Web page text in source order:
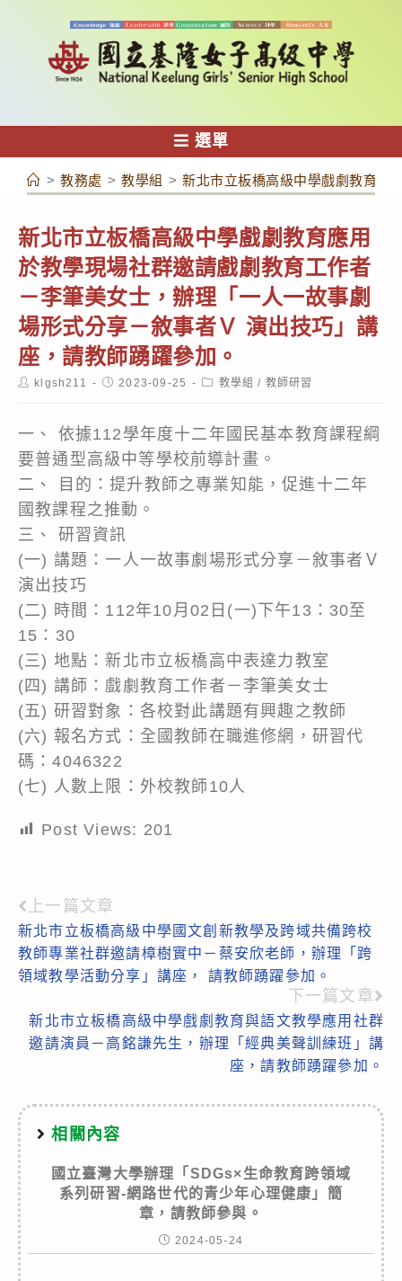
容
選單
> 教務處 > 教學組 > 新北市立板橋高級中學戲劇教育應
新北市立板橋高級中學戲劇教育應用
於教學現場社群邀請戲劇教育工作者
－李筆美女士，辦理「一人一故事劇
場形式分享－敘事者Ｖ 演出技巧」講
座，請教師踴躍參加。
Postklgsh211
Post2023-09-25
Post教學組 / 教師研習
一、 依據112學年度十二年國民基本教育課程綱
要普通型高級中等學校前導計畫。
二、 目的：提升教師之專業知能，促進十二年
國教課程之推動。
三、 研習資訊
(一) 講題：一人一故事劇場形式分享－敘事者Ｖ
演出技巧
(二) 時間：112年10月02日(一)下午13：30至
15：30
(三) 地點：新北市立板橋高中表達力教室
(四) 講師：戲劇教育工作者－李筆美女士
(五) 研習對象：各校對此講題有興趣之教師
(六) 報名方式：全國教師在職進修網，研習代
碼：4046322
(七) 人數上限：外校教師10人
Post Views: 201
Read
more
articles
上一篇文章
新北市立板橋高級中學國文創新教學及跨域共備跨校
教師專業社群邀請樟樹實中－蔡安欣老師，辦理「跨
領域教學活動分享」講座， 請教師踴躍參加。
下一篇文章
新北市立板橋高級中學戲劇教育與語文教學應用社群
邀請演員－高銘謙先生，辦理「經典美聲訓練班」講
座，請教師踴躍參加。
相關內容
國立臺灣大學辦理「SDGs×生命教育跨領域
系列研習-網路世代的青少年心理健康」簡
章，請教師參與。
2024-05-24